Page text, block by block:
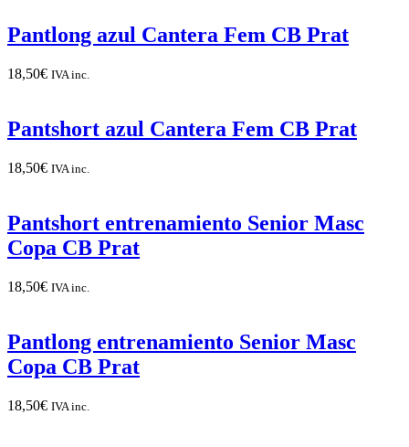
Pantlong azul Cantera Fem CB Prat
18,50€ IVA inc.
Pantshort azul Cantera Fem CB Prat
18,50€ IVA inc.
Pantshort entrenamiento Senior Masc
Copa CB Prat
18,50€ IVA inc.
Pantlong entrenamiento Senior Masc
Copa CB Prat
18,50€ IVA inc.